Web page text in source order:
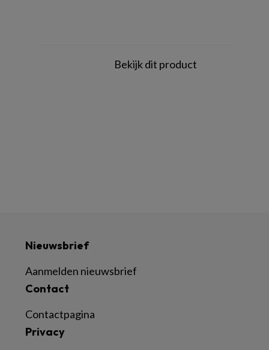
Bekijk dit product
Nieuwsbrief
Aanmelden nieuwsbrief
Contact
Contactpagina
Privacy